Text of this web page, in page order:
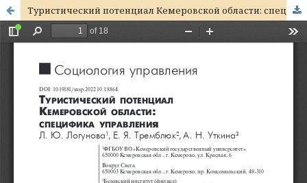
Туристический потенциал Кемеровской области: специфика управления